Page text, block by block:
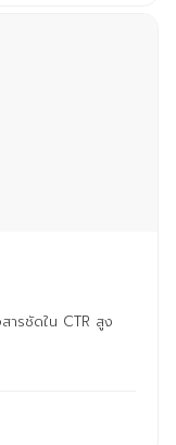
รชัดใน CTR สูง